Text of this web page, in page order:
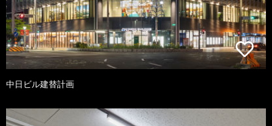
中日ビル建替計画